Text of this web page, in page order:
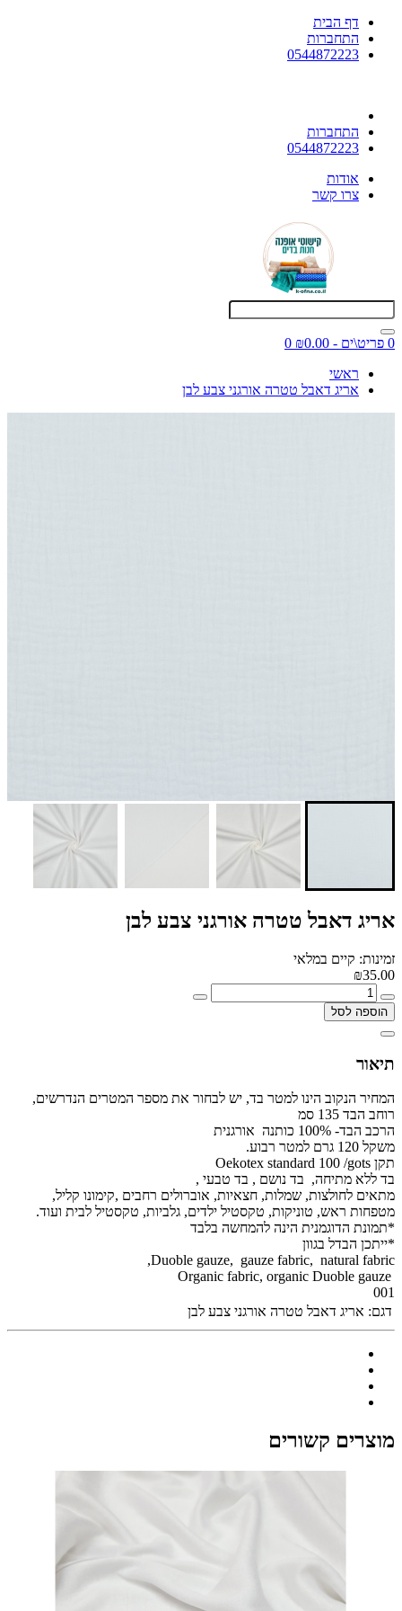
דף הבית
התחברות
0544872223
התחברות
0544872223
אודות
צרו קשר
0 פריט\ים - ₪0.00
0
ראשי
אריג דאבל טטרה אורגני צבע לבן
אריג דאבל טטרה אורגני צבע לבן
זמינות: קיים במלאי
₪35.00
הוספה לסל
תיאור
המחיר הנקוב הינו למטר בד, יש לבחור את מספר המטרים הנדרשים,
רוחב הבד 135 סמ
הרכב הבד- 100% כותנה אורגנית
משקל 120 גרם למטר רבוע.
תקן Oekotex standard 100 /gots
בד ללא מתיחה, בד נושם , בד טבעי ,
מתאים לחולצות, שמלות, חצאיות, אוברולים רחבים ,קימונו קליל,
מטפחות ראש, טוניקות, טקסטיל ילדים, גלביות, טקסטיל לבית ועוד.
*תמונת הדוגמנית הינה להמחשה בלבד
*ייתכן הבדל בגוון
Duoble gauze, gauze fabric, natural fabric,
001
דגם: אריג דאבל טטרה אורגני צבע לבן
מוצרים קשורים